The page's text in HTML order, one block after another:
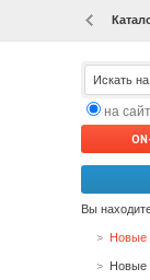
на
Вы
Новые